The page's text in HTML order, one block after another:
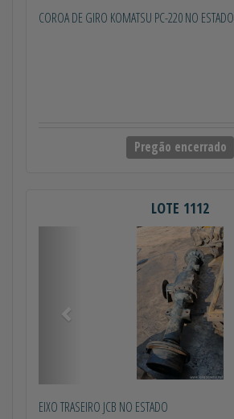
COROA DE GIRO KOMATSU PC-220 NO ESTADO
Pregão encerrado
LOTE 1112
EIXO TRASEIRO JCB NO ESTADO